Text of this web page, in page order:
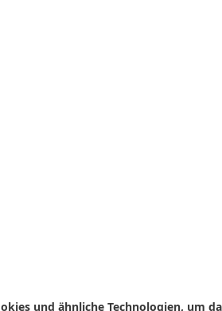
und ähnliche Technologien, um